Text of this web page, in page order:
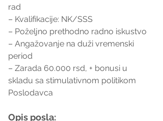
rad
– Kvalifikacije: NK/SSS
– Poželjno prethodno radno iskustvo
– Angažovanje na duži vremenski
period
– Zarada 60.000 rsd, + bonusi u
skladu sa stimulativnom politikom
Poslodavca
Opis posla: